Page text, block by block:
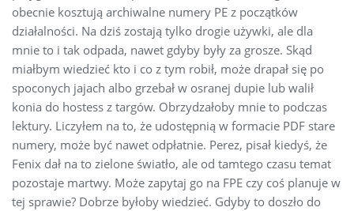
obecnie kosztują archiwalne numery PE z początków
działalności. Na dziś zostają tylko drogie używki, ale dla
mnie to i tak odpada, nawet gdyby były za grosze. Skąd
miałbym wiedzieć kto i co z tym robił, może drapał się po
spoconych jajach albo grzebał w osranej dupie lub walił
konia do hostess z targów. Obrzydzałoby mnie to podczas
lektury. Liczyłem na to, że udostępnią w formacie PDF stare
numery, może być nawet odpłatnie. Perez, pisał kiedyś, że
Fenix dał na to zielone światło, ale od tamtego czasu temat
pozostaje martwy. Może zapytaj go na FPE czy coś planuje w
tej sprawie? Dobrze byłoby wiedzieć. Gdyby to doszło do